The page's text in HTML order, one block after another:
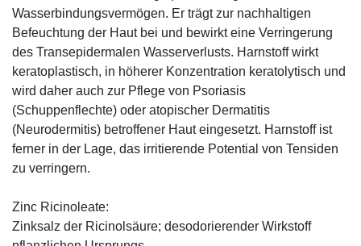
Wasserbindungsvermögen. Er trägt zur nachhaltigen
Befeuchtung der Haut bei und bewirkt eine Verringerung
des Transepidermalen Wasserverlusts. Harnstoff wirkt
keratoplastisch, in höherer Konzentration keratolytisch und
wird daher auch zur Pflege von Psoriasis
(Schuppenflechte) oder atopischer Dermatitis
(Neurodermitis) betroffener Haut eingesetzt. Harnstoff ist
ferner in der Lage, das irritierende Potential von Tensiden
zu verringern.
Zinc Ricinoleate:
Zinksalz der Ricinolsäure; desodorierender Wirkstoff